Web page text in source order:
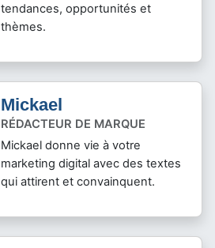
tendances, opportunités et
thèmes.
Mickael
RÉDACTEUR DE MARQUE
Mickael donne vie à votre
marketing digital avec des textes
qui attirent et convainquent.